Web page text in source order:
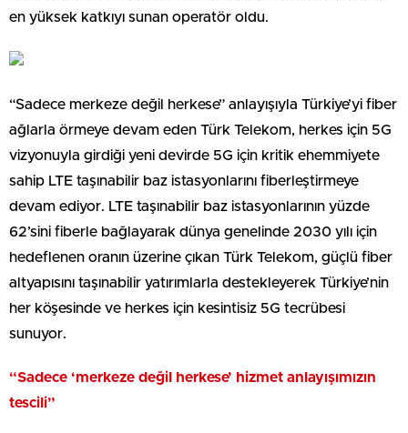
en yüksek katkıyı sunan operatör oldu.
“Sadece merkeze değil herkese” anlayışıyla Türkiye’yi fiber
ağlarla örmeye devam eden Türk Telekom, herkes için 5G
vizyonuyla girdiği yeni devirde 5G için kritik ehemmiyete
sahip LTE taşınabilir baz istasyonlarını fiberleştirmeye
devam ediyor. LTE taşınabilir baz istasyonlarının yüzde
62’sini fiberle bağlayarak dünya genelinde 2030 yılı için
hedeflenen oranın üzerine çıkan Türk Telekom, güçlü fiber
altyapısını taşınabilir yatırımlarla destekleyerek Türkiye’nin
her köşesinde ve herkes için kesintisiz 5G tecrübesi
sunuyor.
“Sadece ‘merkeze değil herkese’ hizmet anlayışımızın
tescili”